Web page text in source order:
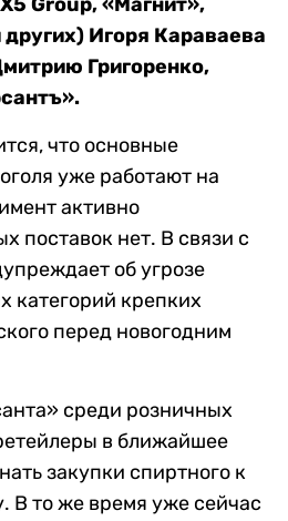
Игоря Караваева
Григоренко,
что основные
уже работают на
активно
поставок нет. В связи с
об угрозе
категорий крепких
перед новогодним
среди розничных
в ближайшее
закупки спиртного к
В то же время уже сейчас